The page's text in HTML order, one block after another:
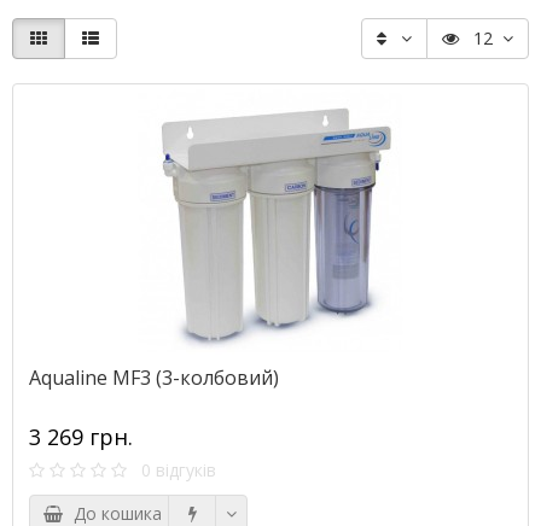
12
Aqualine MF3 (3-колбовий)
3 269 грн.
0 відгуків
До кошика